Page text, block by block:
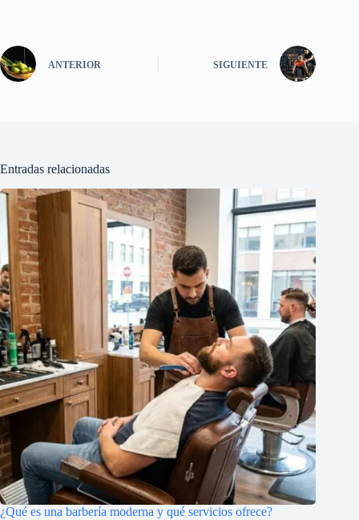
ANTERIOR SIGUIENTE
Entradas relacionadas
¿Qué es una barbería moderna y qué servicios ofrece?